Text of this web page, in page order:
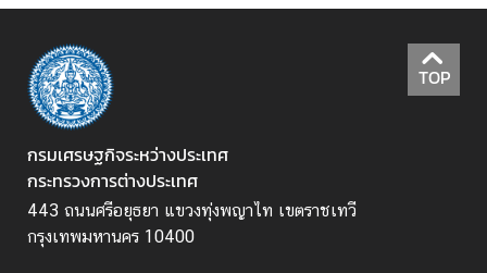
า
ว
ป
ร
ะ
ก
า
ศ
TOP
กรมเศรษฐกิจระหว่างประเทศ
กระทรวงการต่างประเทศ
443 ถนนศรีอยุธยา แขวงทุ่งพญาไท เขตราชเทวี
กรุงเทพมหานคร 10400